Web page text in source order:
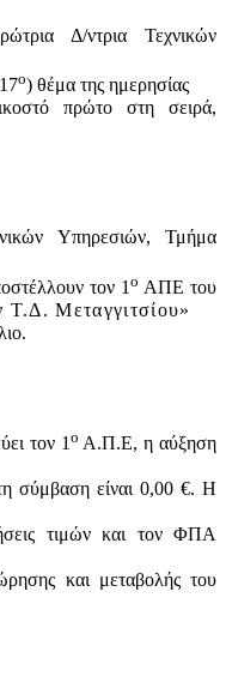
Δ/ντρια Τεχνικών
ο) θέμα της ημερησίας
πρώτο στη σειρά,
Υπηρεσιών, Τμήμα
τον 1ο ΑΠΕ του
Μεταγγιτσίου»
τον 1 ο Α.Π.Ε, η αύξηση
σύμβαση είναι 0,00 €. Η
τιμών και τον ΦΠΑ
και μεταβολής του